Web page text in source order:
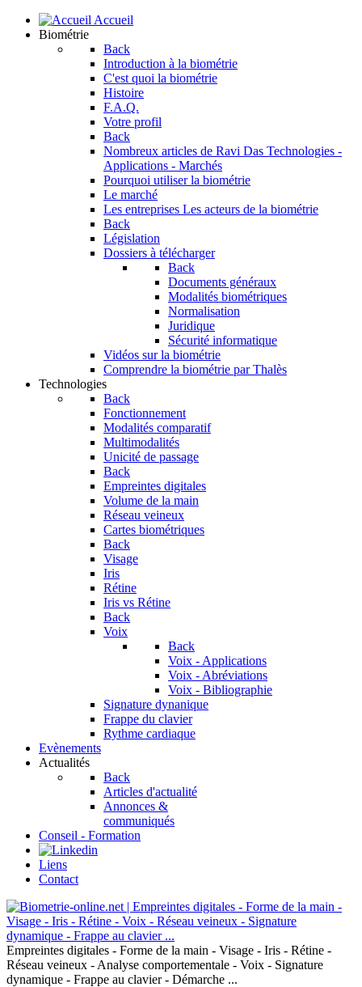
Accueil
Biométrie
Back
Introduction à la biométrie
C'est quoi la biométrie
Histoire
F.A.Q.
Votre profil
Back
Nombreux articles de Ravi Das Technologies -
Applications - Marchés
Pourquoi utiliser la biométrie
Le marché
Les entreprises Les acteurs de la biométrie
Back
Législation
Dossiers à télécharger
Back
Documents généraux
Modalités biométriques
Normalisation
Juridique
Sécurité informatique
Vidéos sur la biométrie
Comprendre la biométrie par Thalès
Technologies
Back
Fonctionnement
Modalités comparatif
Multimodalités
Unicité de passage
Back
Empreintes digitales
Volume de la main
Réseau veineux
Cartes biométriques
Back
Visage
Iris
Rétine
Iris vs Rétine
Back
Voix
Back
Voix - Applications
Voix - Abréviations
Voix - Bibliographie
Signature dynanique
Frappe du clavier
Rythme cardiaque
Evènements
Actualités
Back
Articles d'actualité
Annonces &
communiqués
Conseil - Formation
Liens
Contact
Empreintes digitales - Forme de la main - Visage - Iris - Rétine -
Réseau veineux - Analyse comportementale - Voix - Signature
dynamique - Frappe au clavier - Démarche ...